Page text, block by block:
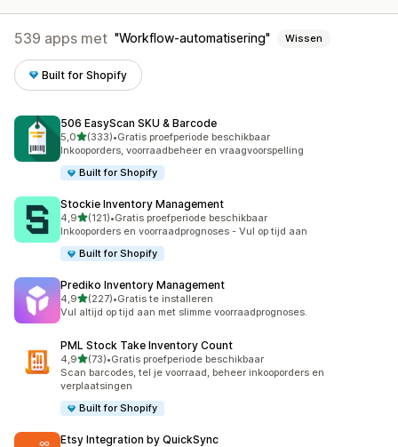
539 apps met Workflow-automatisering Wissen
Built for Shopify
506 EasyScan SKU & Barcode
5,0van 5 sterren
(333)
333 recensies in totaal
•Gratis proefperiode beschikbaar
Inkooporders, voorraadbeheer en vraagvoorspelling
Built for Shopify
Stockie Inventory Management
4,9van 5 sterren
(121)
121 recensies in totaal
•Gratis proefperiode beschikbaar
Inkooporders en voorraadprognoses - Vul op tijd aan
Built for Shopify
Prediko Inventory Management
4,9van 5 sterren
(227)
227 recensies in totaal
•Gratis te installeren
Vul altijd op tijd aan met slimme voorraadprognoses.
PML Stock Take Inventory Count
4,9van 5 sterren
(73)
73 recensies in totaal
•Gratis proefperiode beschikbaar
Scan barcodes, tel je voorraad, beheer inkooporders en
verplaatsingen
Built for Shopify
Etsy Integration by QuickSync